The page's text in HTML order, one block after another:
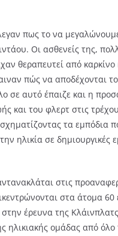
πως το να
Οι ασθενείς της,
θεραπευτεί από
πώς να αποδέχονται
σε αυτό έπαιζε και η
και του φλερτ στις
τα εμπόδια
ηλικία σε δημιουργικές
στις
στα άτομα 60
έρευνα της
ηλικιακής ομάδας από όλο